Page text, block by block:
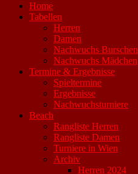
Home
Tabellen
Herren
Damen
Nachwuchs Burschen
Nachwuchs Mädchen
Termine & Ergebnisse
Spieltermine
Ergebnisse
Nachwuchsturniere
Beach
Rangliste Herren
Rangliste Damen
Turniere in Wien
Archiv
Herren 2024